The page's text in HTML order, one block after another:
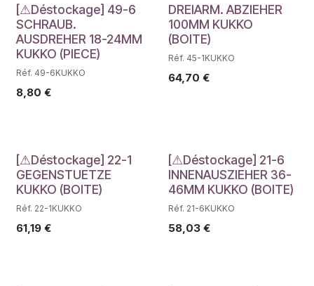
Déstockage
[⚠Déstockage] 49-6
SCHRAUB.
AUSDREHER 18-24MM
KUKKO (PIECE)
Réf. 49-6KUKKO
8,80 €
Déstockage
DREIARM. ABZIEHER
100MM KUKKO
(BOITE)
Réf. 45-1KUKKO
64,70 €
Déstockage
[⚠Déstockage] 22-1
GEGENSTUETZE
KUKKO (BOITE)
Réf. 22-1KUKKO
61,19 €
Déstockage
[⚠Déstockage] 21-6
INNENAUSZIEHER 36-
46MM KUKKO (BOITE)
Réf. 21-6KUKKO
58,03€